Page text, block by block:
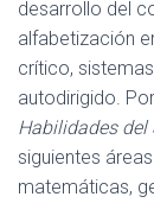
desarrollo del
alfabetización
crítico,
autodirigido.
Habilidades del
siguientes
matemáticas,